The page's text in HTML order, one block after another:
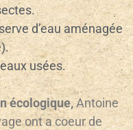
d’eau aménagée
usées.
écologique,Antoine
ont a coeur de